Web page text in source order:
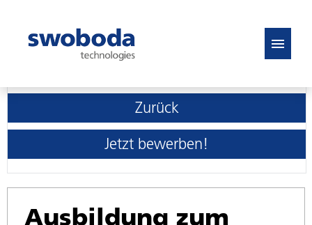
DE
EN
Stellenangebote
FAQ
Zurück
Jetzt bewerben!
Ausbildung zum